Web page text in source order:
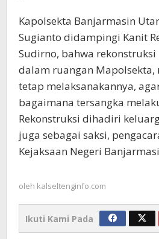
Kapolsekta Banjarmasin
Sugianto didampingi Kanit
Sudirno, bahwa
dalam ruangan Mapolsekta,
tetap melaksanakannya,
bagaimana tersangka
Rekonstruksi dihadiri
juga sebagai saksi,
Kejaksaan Negeri
oleh kalseltenginfo.com
Ikuti Kami Pada